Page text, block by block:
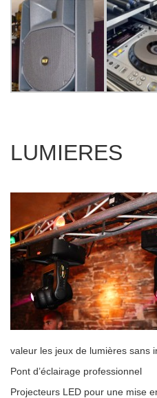
LUMIERES
valeur les jeux de lumières sans
Pont d’éclairage professionnel
Projecteurs LED pour une mise